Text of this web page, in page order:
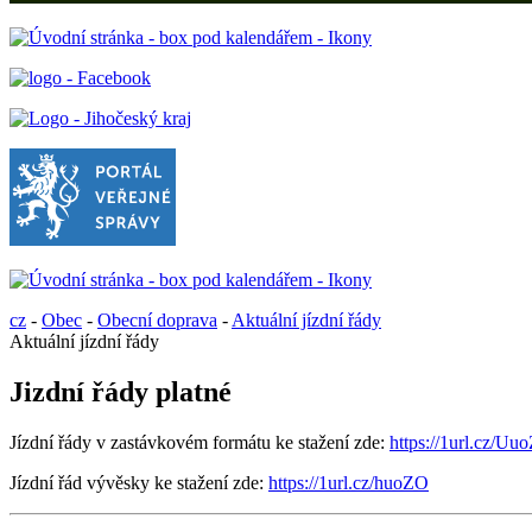
cz - Obec - Obecní doprava - Aktuální jízdní řády
Aktuální jízdní řády
Jizdní řády platné
Jízdní řády v zastávkovém formátu ke stažení zde: https://1url.cz/
Jízdní řád vývěsky ke stažení zde: https://1url.cz/huoZO